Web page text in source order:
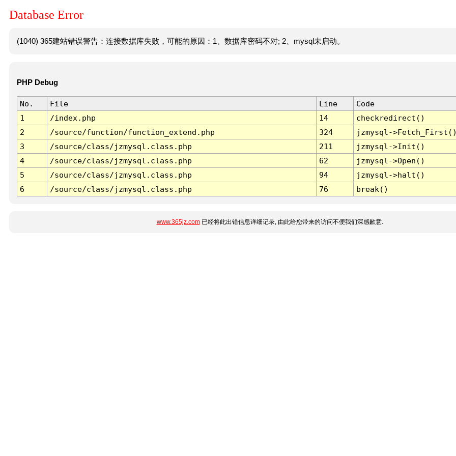
Database Error
(1040) 365建站错误警告：连接数据库失败，可能的原因：1、数据库密码不对; 2、mysql未启动。
PHP Debug
No. File Line
Code
1
/index.php 14
checkredirect()
2
/source/function/function_extend.php 324
jzmysql-
3
/source/class/jzmysql.class.php 211
jzmysql->Init()
4
/source/class/jzmysql.class.php 62
jzmysql->Open()
5
/source/class/jzmysql.class.php 94
jzmysql->halt()
6
/source/class/jzmysql.class.php 76 break()
www.365jz.com已经将此出错信息详细记录, 由此给您带来的访问不便我们深感歉意.